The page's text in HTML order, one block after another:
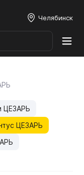
Челябинск
ЦЕЗАРЬ
ЦЕЗАРЬ